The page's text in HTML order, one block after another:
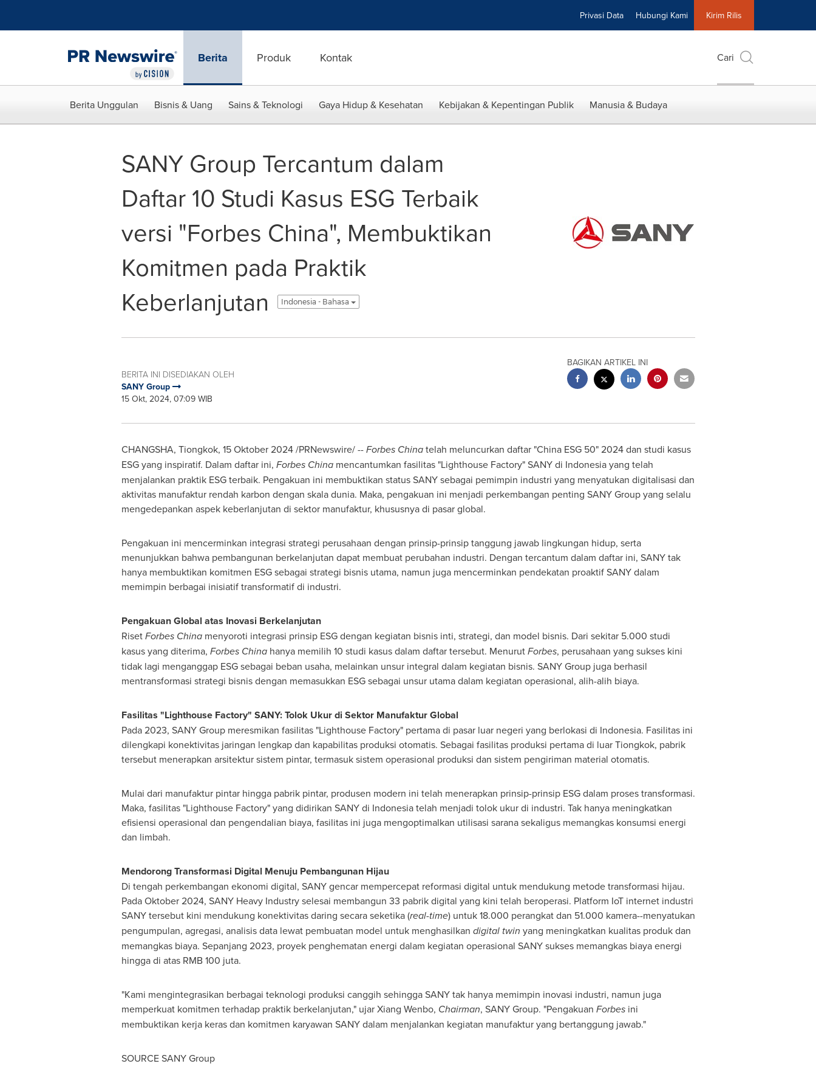
Privasi Data Hubungi Kami Kirim Rilis
Berita Produk Kontak Cari
Berita Unggulan Bisnis & Uang Sains & Teknologi Gaya Hidup & Kesehatan Kebijakan & Kepentingan Publik Manusia & Budaya
SANY Group Tercantum dalam
Daftar 10 Studi Kasus ESG Terbaik
versi "Forbes China", Membuktikan
Komitmen pada Praktik
Keberlanjutan
Indonesia - Bahasa
BERITA INI DISEDIAKAN OLEH
SANY Group
15 Okt, 2024, 07:09 WIB
BAGIKAN ARTIKEL INI
CHANGSHA, Tiongkok, 15 Oktober 2024/PRNewswire/ --Forbes Chinatelah meluncurkan daftar "China ESG 50" 2024 dan studi kasus
ESG yang inspiratif. Dalam daftar ini, Forbes Chinamencantumkan fasilitas "Lighthouse Factory" SANY di Indonesiayang telah
menjalankan praktik ESG terbaik. Pengakuan ini membuktikan status SANY sebagai pemimpin industri yang menyatukan digitalisasi dan
aktivitas manufaktur rendah karbon dengan skala dunia. Maka, pengakuan ini menjadi perkembangan penting SANY Group yang selalu
mengedepankan aspek keberlanjutan di sektor manufaktur, khususnya di pasar global.
Pengakuan ini mencerminkan integrasi strategi perusahaan dengan prinsip-prinsip tanggung jawab lingkungan hidup, serta
menunjukkan bahwa pembangunan berkelanjutan dapat membuat perubahan industri. Dengan tercantum dalam daftar ini, SANY tak
hanya membuktikan komitmen ESG sebagai strategi bisnis utama, namun juga mencerminkan pendekatan proaktif SANY dalam
memimpin berbagai inisiatif transformatif di industri.
Pengakuan Global atas Inovasi Berkelanjutan
Riset Forbes Chinamenyoroti integrasi prinsip ESG dengan kegiatan bisnis inti, strategi, dan model bisnis. Dari sekitar 5.000 studi
kasus yang diterima, Forbes Chinahanya memilih 10 studi kasus dalam daftar tersebut. MenurutForbes, perusahaan yang sukses kini
tidak lagi menganggap ESG sebagai beban usaha, melainkan unsur integral dalam kegiatan bisnis. SANY Group juga berhasil
mentransformasi strategi bisnis dengan memasukkan ESG sebagai unsur utama dalam kegiatan operasional, alih-alih biaya.
Fasilitas "Lighthouse Factory" SANY: Tolok Ukur di Sektor Manufaktur Global
Pada 2023, SANY Group meresmikan fasilitas "Lighthouse Factory" pertama di pasar luar negeri yang berlokasi di Indonesia. Fasilitas ini
dilengkapi konektivitas jaringan lengkap dan kapabilitas produksi otomatis. Sebagai fasilitas produksi pertama di luar Tiongkok, pabrik
tersebut menerapkan arsitektur sistem pintar, termasuk sistem operasional produksi dan sistem pengiriman material otomatis.
Mulai dari manufaktur pintar hingga pabrik pintar, produsen modern ini telah menerapkan prinsip-prinsip ESG dalam proses transformasi.
Maka, fasilitas "Lighthouse Factory" yang didirikan SANY di Indonesiatelah menjadi tolok ukur di industri. Tak hanya meningkatkan
efisiensi operasional dan pengendalian biaya, fasilitas ini juga mengoptimalkan utilisasi sarana sekaligus memangkas konsumsi energi
dan limbah.
Mendorong Transformasi Digital Menuju Pembangunan Hijau
Di tengah perkembangan ekonomi digital, SANY gencar mempercepat reformasi digital untuk mendukung metode transformasi hijau.
Pada Oktober 2024, SANY Heavy Industry selesai membangun 33 pabrik digital yang kini telah beroperasi. Platform IoT internet industri
SANY tersebut kini mendukung konektivitas daring secara seketika (real-time) untuk 18.000 perangkat dan 51.000 kamera--menyatukan
pengumpulan, agregasi, analisis data lewat pembuatan model untuk menghasilkan digital twin yang meningkatkan kualitas produk dan
memangkas biaya. Sepanjang 2023, proyek penghematan energi dalam kegiatan operasional SANY sukses memangkas biaya energi
hingga di atas RMB 100 juta.
"Kami mengintegrasikan berbagai teknologi produksi canggih sehingga SANY tak hanya memimpin inovasi industri, namun juga
memperkuat komitmen terhadap praktik berkelanjutan," ujar Xiang Wenbo, Chairman, SANY Group. "Pengakuan Forbesini
membuktikan kerja keras dan komitmen karyawan SANY dalam menjalankan kegiatan manufaktur yang bertanggung jawab."
SOURCE SANY Group